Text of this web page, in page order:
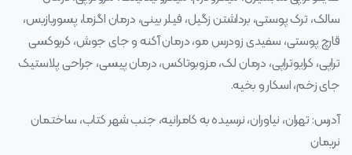
سالک، ترک پوستی، برداشتن زگیل، فیلر بینی، درمان اگزما، پسوریازیس،
قارچ پوستی، سفیدی زودرس مو، درمان آکنه و جای جوش، کربوکسی
تراپی، کرایوتراپی، درمان لک، مزوبوتاکس، درمان پیسی، جراحی پلاستیک
جای زخم، اسکار و بخیه.
آدرس: تهران، نیاوران، نرسیده به کامرانیه، جنب شهر کتاب، ساختمان
نریمان